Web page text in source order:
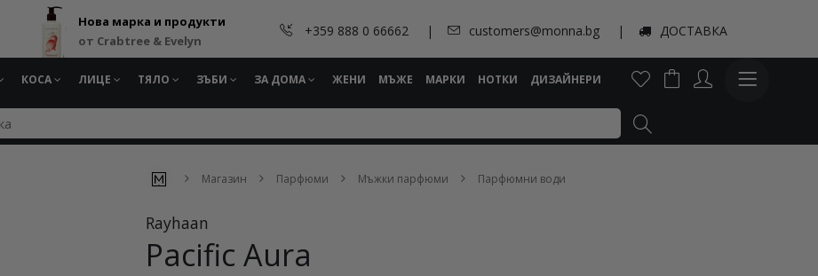
Нова марка и продукти
от Crabtree & Evelyn
+359 888 0 66662 customers@monna.bg ДОСТАВКА
КОСА ЛИЦЕ ТЯЛО ЗЪБИ ЗА ДОМА ЖЕНИ МЪЖЕ МАРКИ НОТКИ ДИЗАЙНЕРИ
Магазин Парфюми Мъжки парфюми Парфюмни води
Rayhaan
Pacific Aura